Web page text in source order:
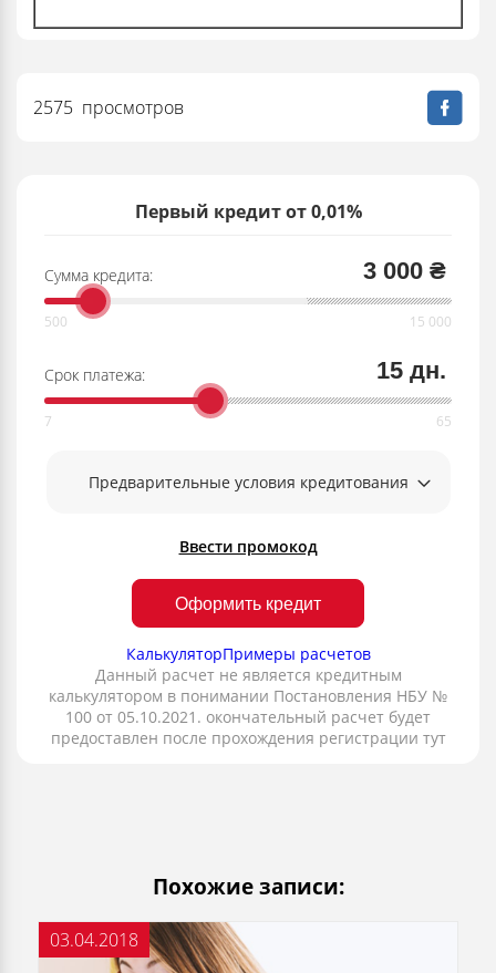
Первый кредит от 0,01%
Сумма кредита: 3 000 ₴
Срок платежа: 15 дн.
Предварительные условия кредитования
Ввести промокод
Оформить кредит
КалькуляторПримеры расчетов
Данный расчет не является кредитным
калькулятором в понимании Постановления НБУ №
100 от 05.10.2021. окончательный расчет будет
предоставлен после прохождения регистрации тут
2575 просмотров
Похожие записи:
03.04.2018